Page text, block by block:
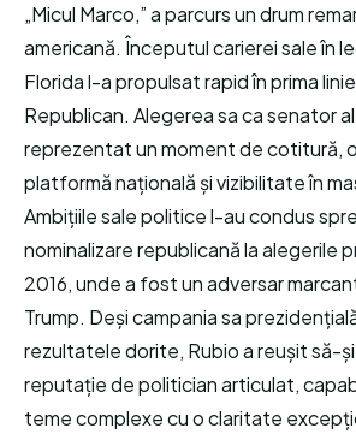
„Micul Marco,” a parcurs un drum
americană. Începutul carierei sale în
Florida l-a propulsat rapid în prima
Republican. Alegerea sa ca senator
reprezentat un moment de cotitură,
platformă națională și vizibilitate în
Ambițiile sale politice l-au condus
nominalizare republicană la alegerile
2016, unde a fost un adversar
Trump. Deși campania sa
rezultatele dorite, Rubio a reușit să-
reputație de politician articulat,
teme complexe cu o claritate